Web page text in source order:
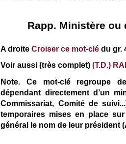
Rapp. Ministère ou
A droiteCroiser ce mot-clé du gr.
Voir aussi (très complet)(T.D.)
Note. Ce mot-clé regroupe
dépendant directement d’un
Commissariat, Comité de
temporaires mises en place
général le nom de leur président